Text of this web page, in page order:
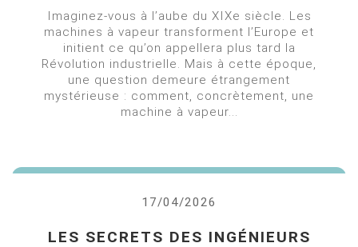
Imaginez-vous à l’aube du XIXe siècle. Les
machines à vapeur transforment l’Europe et
initient ce qu’on appellera plus tard la
Révolution industrielle. Mais à cette époque,
une question demeure étrangement
mystérieuse : comment, concrètement, une
machine à vapeur...
17/04/2026
LES SECRETS DES INGÉNIEURS